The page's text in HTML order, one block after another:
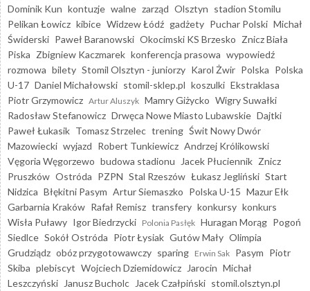
Dominik Kun kontuzje walne zarząd Olsztyn stadion Stomilu
Pelikan Łowicz kibice Widzew Łódź gadżety Puchar Polski Michał
Świderski Paweł Baranowski Okocimski KS Brzesko Znicz Biała
Piska Zbigniew Kaczmarek konferencja prasowa wypowiedź
rozmowa bilety Stomil Olsztyn - juniorzy Karol Żwir Polska Polska
U-17 Daniel Michałowski stomil-sklep.pl koszulki Ekstraklasa
Piotr Grzymowicz Artur Aluszyk Mamry Giżycko Wigry Suwałki
Radosław Stefanowicz Drwęca Nowe Miasto Lubawskie Dajtki
Paweł Łukasik Tomasz Strzelec trening Świt Nowy Dwór
Mazowiecki wyjazd Robert Tunkiewicz Andrzej Królikowski
Vęgoria Węgorzewo budowa stadionu Jacek Płuciennik Znicz
Pruszków Ostróda PZPN Stal Rzeszów Łukasz Jegliński Start
Nidzica Błękitni Pasym Artur Siemaszko Polska U-15 Mazur Ełk
Garbarnia Kraków Rafał Remisz transfery konkursy konkurs
Wisła Puławy Igor Biedrzycki Polonia Pasłęk Huragan Morąg Pogoń
Siedlce Sokół Ostróda Piotr Łysiak Gutów Mały Olimpia
Grudziądz obóz przygotowawczy sparing Erwin Sak Pasym Piotr
Skiba plebiscyt Wojciech Dziemidowicz Jarocin Michał
Leszczyński
Janusz Bucholc Jacek Czałpiński stomil.olsztyn.pl